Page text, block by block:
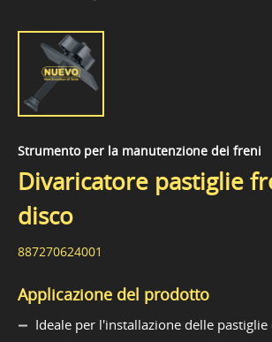
Strumento per la manutenzione dei freni
Divaricatore pastiglie
disco
887270624001
Applicazione del prodotto
Ideale per l'installazione delle